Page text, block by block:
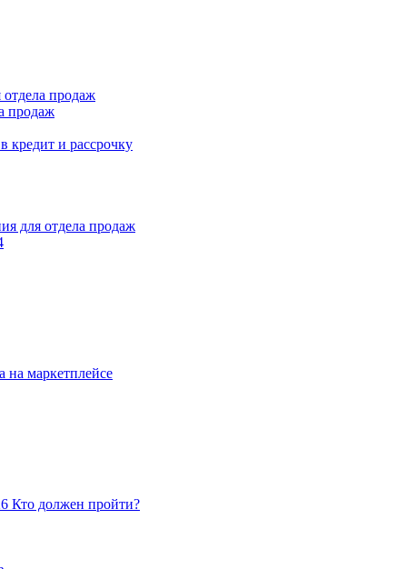
продаж
продаж
кредит и рассрочку
для отдела продаж
на маркетплейсе
Кто должен пройти?